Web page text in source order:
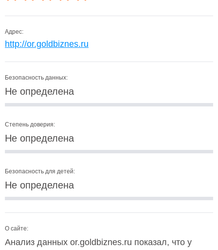
Адрес:
http://or.goldbiznes.ru
Безопасность данных:
Не определена
Степень доверия:
Не определена
Безопасность для детей:
Не определена
О сайте:
Анализ данных or.goldbiznes.ru показал, что у